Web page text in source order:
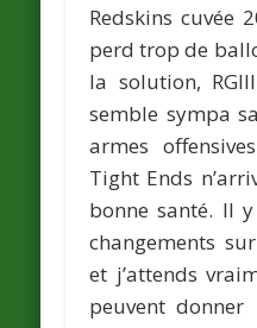
Redskins cuvée
perd trop de
la solution,
semble sympa
armes
Tight Ends
bonne santé. Il
changements
et j’attends
peuvent donner